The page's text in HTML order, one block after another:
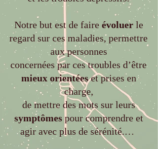
Notre but est de faire évoluer le
regard sur ces maladies, permettre
aux personnes
concernées par ces troubles d’être
mieux orientéeset prises en
charge,
de mettre des mots sur leurs
symptômes pour comprendre et
agir avec plus de sérénité.…